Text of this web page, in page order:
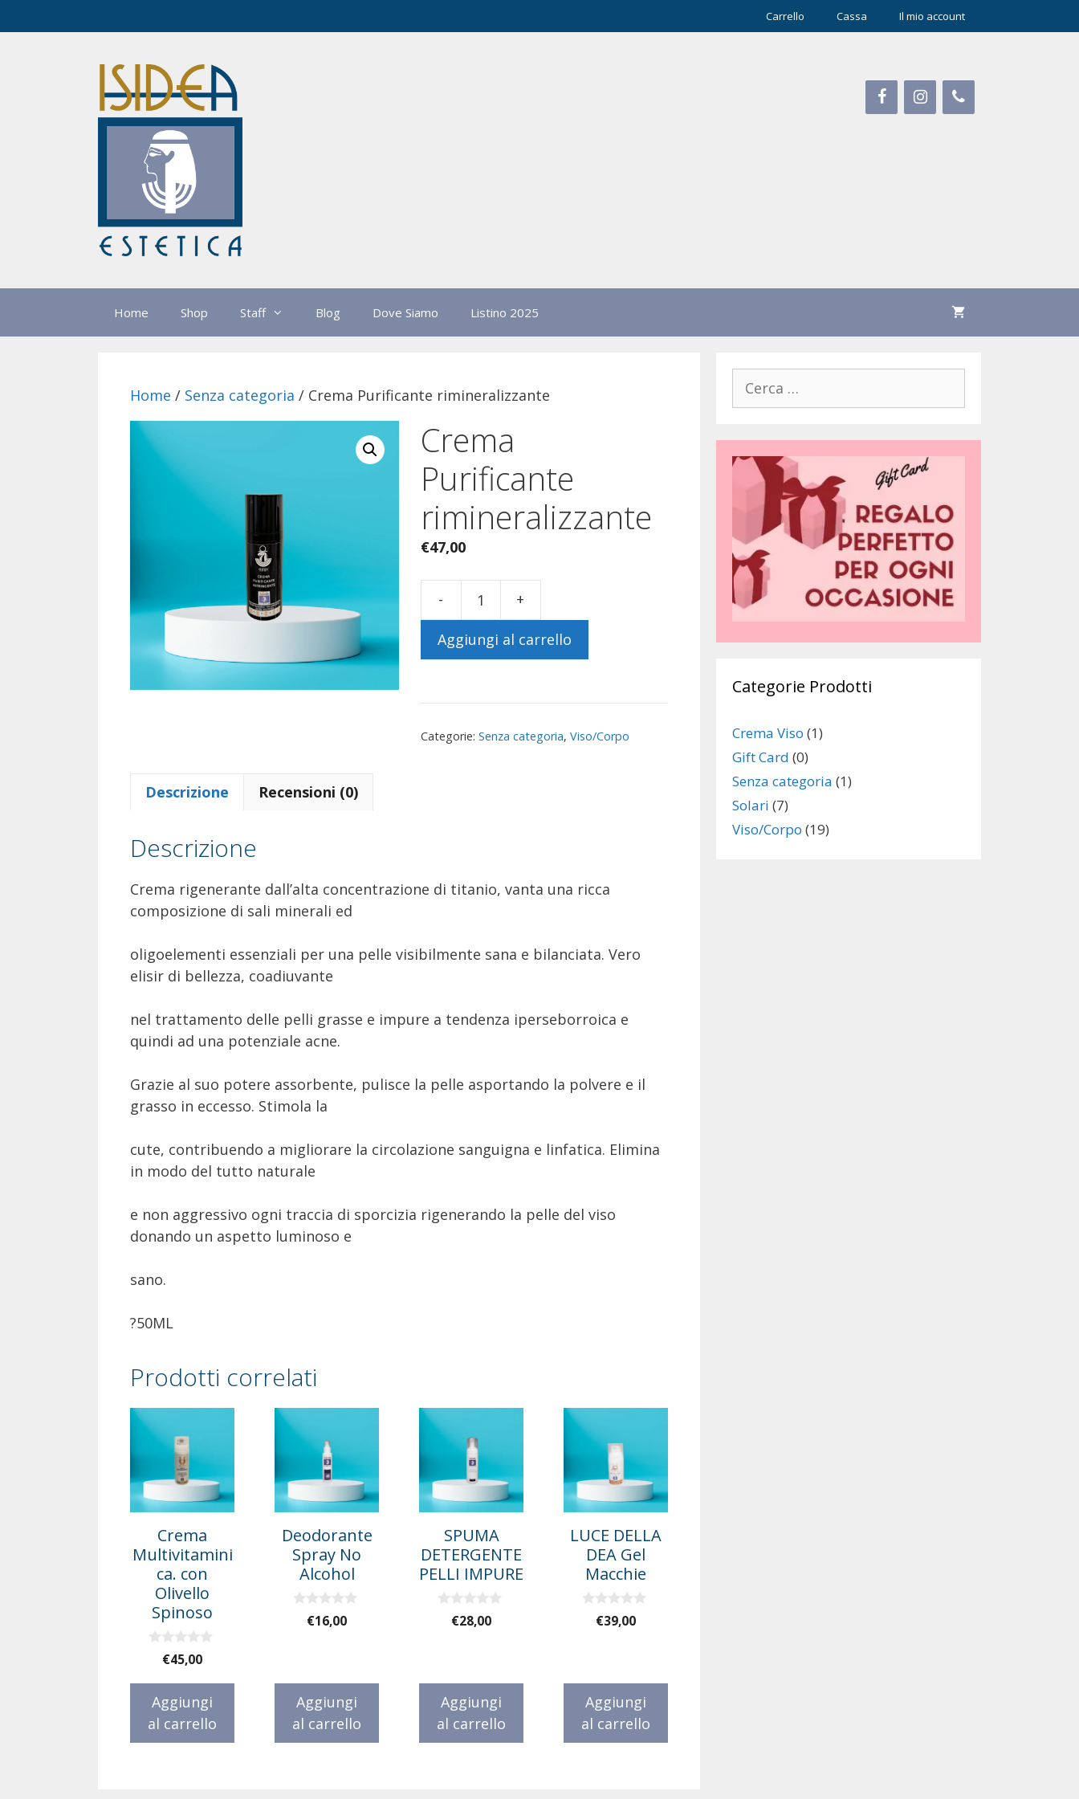
al
Carrello Cassa Il mio account
Home Shop Staff Blog Dove Siamo Listino 2025
Home / Senza categoria / Crema Purificante rimineralizzante
Crema
Purificante
rimineralizzante
€47,00
-
Purificante
rimineralizzante
+
Aggiungi al carrello
Categorie: Senza categoria, Viso/Corpo
Descrizione Recensioni (0)
Descrizione
Crema rigenerante dall’alta concentrazione di titanio, vanta una ricca
composizione di sali minerali ed
oligoelementi essenziali per una pelle visibilmente sana e bilanciata. Vero
elisir di bellezza, coadiuvante
nel trattamento delle pelli grasse e impure a tendenza iperseborroica e
quindi ad una potenziale acne.
Grazie al suo potere assorbente, pulisce la pelle asportando la polvere e il
grasso in eccesso. Stimola la
cute, contribuendo a migliorare la circolazione sanguigna e linfatica. Elimina
in modo del tutto naturale
e non aggressivo ogni traccia di sporcizia rigenerando la pelle del viso
donando un aspetto luminoso e
sano.
?50ML
Prodotti correlati
Crema
Multivitamini
ca. con
Olivello
Spinoso
€45,00
Aggiungi
al carrello
Deodorante
Spray No
Alcohol
€16,00
Aggiungi
al carrello
SPUMA
DETERGENTE
PELLI IMPURE
€28,00
Aggiungi
al carrello
LUCE DELLA
DEA Gel
Macchie
€39,00
Aggiungi
al carrello
per:
Categorie Prodotti
Crema Viso (1)
Gift Card (0)
Senza categoria (1)
Solari (7)
Viso/Corpo (19)